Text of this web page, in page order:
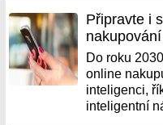
Připravte i
Do roku
online
inteligenci,
inteligentní